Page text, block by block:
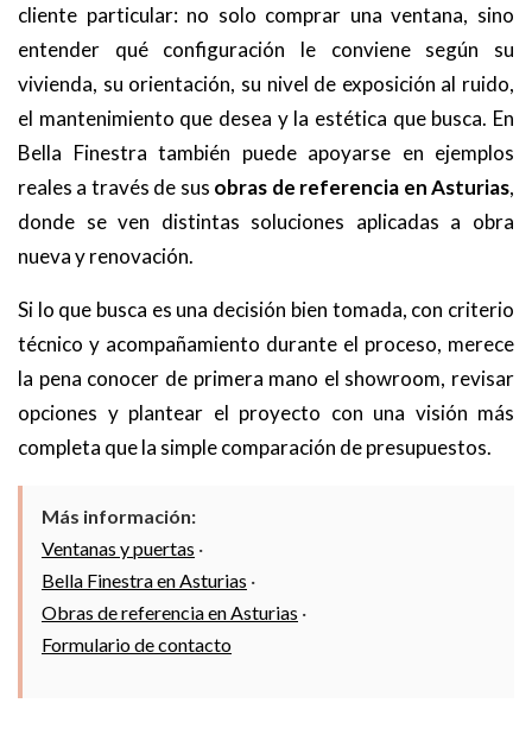
cliente particular: no solo comprar una ventana, sino
entender qué configuración le conviene según su
vivienda, su orientación, su nivel de exposición al ruido,
el mantenimiento que desea y la estética que busca. En
Bella Finestra también puede apoyarse en ejemplos
reales a través de sus obras de referencia en Asturias,
donde se ven distintas soluciones aplicadas a obra
nueva y renovación.
Si lo que busca es una decisión bien tomada, con criterio
técnico y acompañamiento durante el proceso, merece
la pena conocer de primera mano el showroom, revisar
opciones y plantear el proyecto con una visión más
completa que la simple comparación de presupuestos.
Más información:
Ventanas y puertas ·
Bella Finestra en Asturias ·
Obras de referencia en Asturias ·
Formulario de contacto